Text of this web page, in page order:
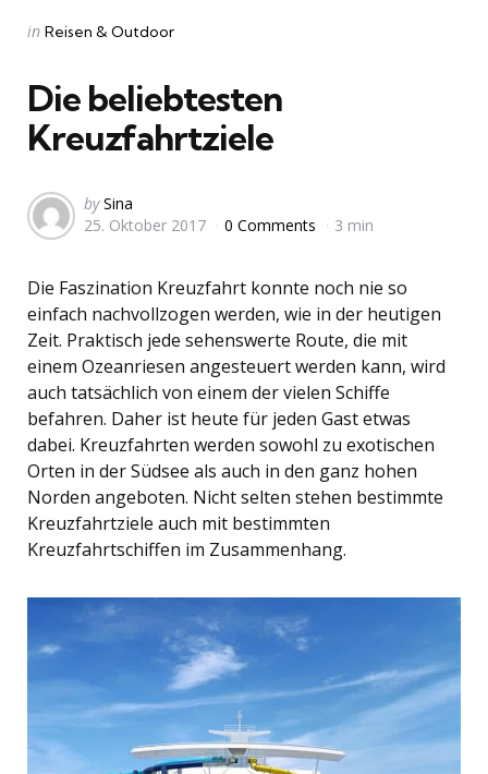
Categories
Posted
in Reisen & Outdoor
Die beliebtesten
Kreuzfahrtziele
Posted
by
by Sina
25. Oktober 2017
0 Comments 3 min
Die Faszination Kreuzfahrt konnte noch nie so
einfach nachvollzogen werden, wie in der heutigen
Zeit. Praktisch jede sehenswerte Route, die mit
einem Ozeanriesen angesteuert werden kann, wird
auch tatsächlich von einem der vielen Schiffe
befahren. Daher ist heute für jeden Gast etwas
dabei. Kreuzfahrten werden sowohl zu exotischen
Orten in der Südsee als auch in den ganz hohen
Norden angeboten. Nicht selten stehen bestimmte
Kreuzfahrtziele auch mit bestimmten
Kreuzfahrtschiffen im Zusammenhang.